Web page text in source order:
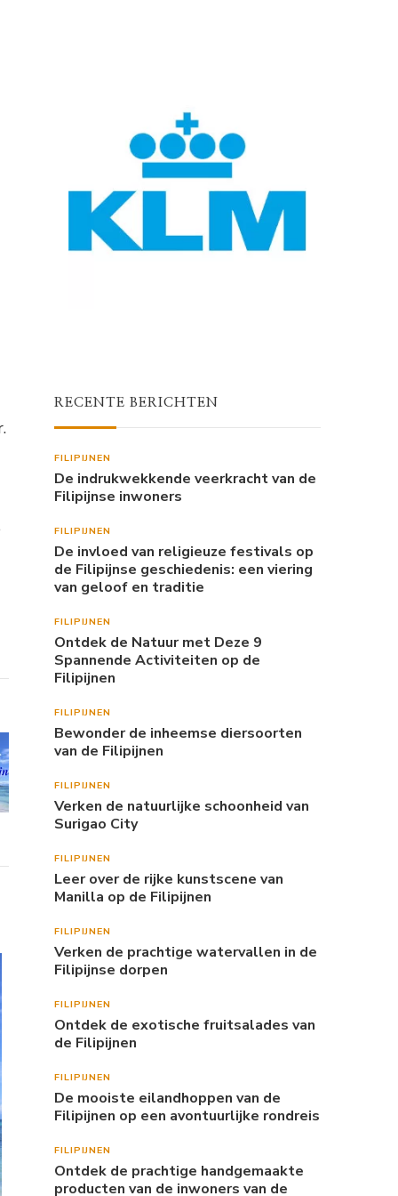
RECENTE BERICHTEN
FILIPIJNEN
De indrukwekkende veerkracht van de
Filipijnse inwoners
FILIPIJNEN
De invloed van religieuze festivals op
de Filipijnse geschiedenis: een viering
van geloof en traditie
FILIPIJNEN
Ontdek de Natuur met Deze 9
Spannende Activiteiten op de
Filipijnen
FILIPIJNEN
Bewonder de inheemse diersoorten
van de Filipijnen
FILIPIJNEN
Verken de natuurlijke schoonheid van
Surigao City
FILIPIJNEN
Leer over de rijke kunstscene van
Manilla op de Filipijnen
FILIPIJNEN
Verken de prachtige watervallen in de
Filipijnse dorpen
FILIPIJNEN
Ontdek de exotische fruitsalades van
de Filipijnen
FILIPIJNEN
De mooiste eilandhoppen van de
Filipijnen op een avontuurlijke rondreis
FILIPIJNEN
Ontdek de prachtige handgemaakte
producten van de inwoners van de